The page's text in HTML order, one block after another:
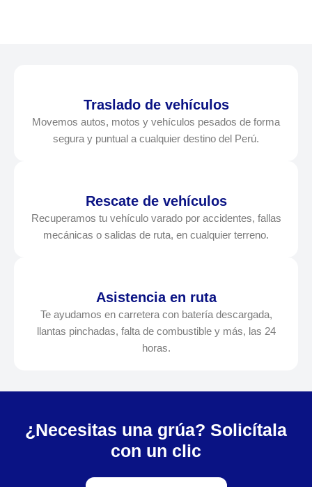
Traslado de vehículos
Movemos autos, motos y vehículos pesados de forma
segura y puntual a cualquier destino del Perú.
Rescate de vehículos
Recuperamos tu vehículo varado por accidentes, fallas
mecánicas o salidas de ruta, en cualquier terreno.
Asistencia en ruta
Te ayudamos en carretera con batería descargada,
llantas pinchadas, falta de combustible y más, las 24
horas.
¿Necesitas una grúa? Solicítala
con un clic